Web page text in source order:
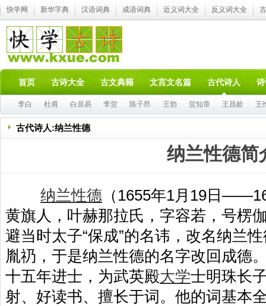
快学网 新华字典 汉语词典 成语词典 近义词大全 反义词大全
首页 古诗大全 古文典籍 文言文名篇 古代诗人
李白 杜甫 白居易 李贺 陈子昂 王勃 贺知章 王昌龄 王
古代诗人:纳兰性德
纳兰性德简
纳兰性德 （1655年1月19日
黄旗人，叶赫那拉氏，字容若，号楞
避当时太子“保成”的名讳，改名纳兰
胤礽，于是纳兰性德的名字改回成德
十五年进士，为武英殿大学士明珠长
射、好读书、擅长于词。他的词基本